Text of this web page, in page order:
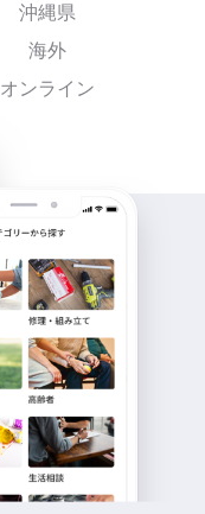
沖縄県
海外
オンライン